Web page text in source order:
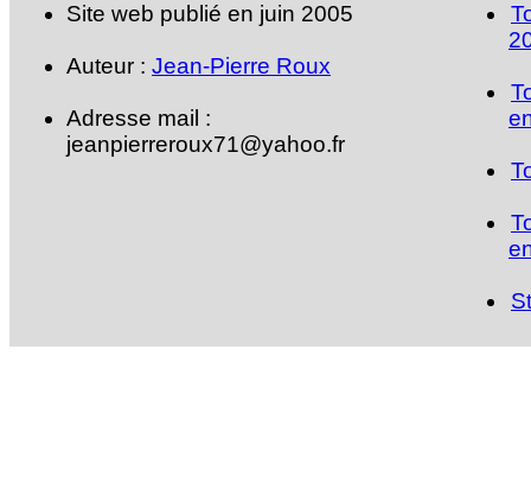
Site web publié en juin 2005
Auteur : Jean-Pierre Roux
Adresse mail :
jeanpierreroux71@yahoo.fr